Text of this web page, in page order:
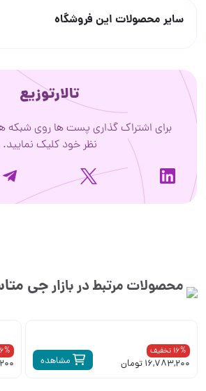
سایر محصولات این فروشگاه
تالارتوزیع
برای اشتراک گذاری پست ها روی شبکه
نظر خود کلیک نمایید.
محصولات مرتبط در بازارجی
مشاهده
16% تخفیف
16,783,200 تومان
16%